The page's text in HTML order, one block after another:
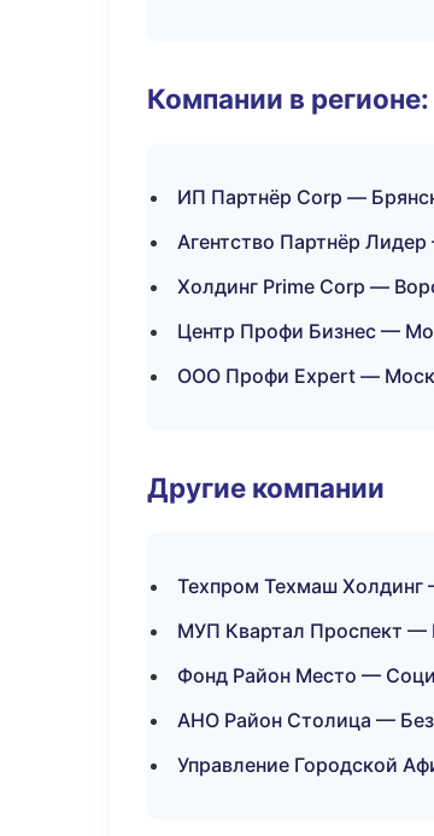
Компании в
ИП Партнёр Corp —
Агентство Партнёр
Холдинг Prime Corp —
Центр Профи Бизнес —
ООО Профи Expert —
Другие компании
Техпром Техмаш
МУП Квартал Проспект —
Фонд Район Место —
АНО Район Столица —
Управление Городской